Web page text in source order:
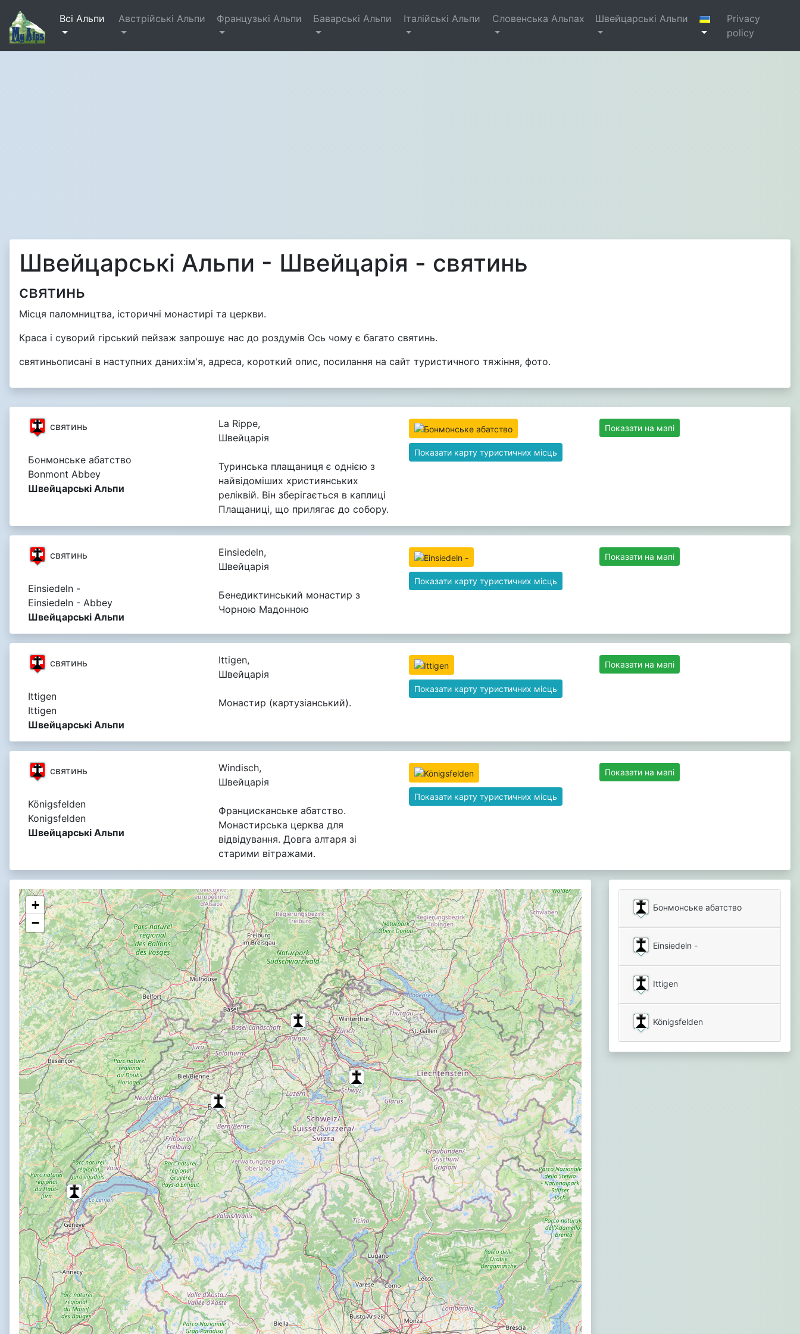
Всі Альпи Австрійські Альпи Французькі Альпи Баварські Альпи Італійські Альпи Словенська Альпах Швейцарські Альпи
Privacy
policy
Швейцарські Альпи - Швейцарія - святинь
святинь
Місця паломництва, історичні монастирі та церкви.
Краса і суворий гірський пейзаж запрошує нас до роздумів Ось чому є багато святинь.
святиньописані в наступних даних:ім'я, адреса, короткий опис, посилання на сайт туристичного тяжіння, фото.
святинь
Бонмонське абатство
Bonmont Abbey
Швейцарські Альпи
La Rippe,
Швейцарія
Туринська плащаниця є однією з
найвідоміших християнських
реліквій. Він зберігається в каплиці
Плащаниці, що прилягає до собору.
Показати карту туристичних місць
Показати на мапі
святинь
Einsiedeln -
Einsiedeln - Abbey
Швейцарські Альпи
Einsiedeln,
Швейцарія
Бенедиктинський монастир з
Чорною Мадонною
Показати карту туристичних місць
Показати на мапі
святинь
Ittigen
Ittigen
Швейцарські Альпи
Ittigen,
Швейцарія
Монастир (картузіанський).
Показати карту туристичних місць
Показати на мапі
святинь
Königsfelden
Konigsfelden
Швейцарські Альпи
Windisch,
Швейцарія
Францисканське абатство.
Монастирська церква для
відвідування. Довга алтаря зі
старими вітражами.
Показати карту туристичних місць
Показати на мапі
+
−
Бонмонське абатство
Einsiedeln -
Ittigen
Königsfelden